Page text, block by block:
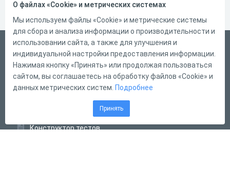
Русский
Справка
Форма обратной связи
Конструктор тестов
О файлах «Cookie» и метрических системах
Мы используем файлы «Cookie» и метрические системы
для сбора и анализа информации о производительности и
использовании сайта, а также для улучшения и
индивидуальной настройки предоставления информации.
Нажимая кнопку «Принять» или продолжая пользоваться
сайтом, вы соглашаетесь на обработку файлов «Cookie» и
данных метрических систем. Подробнее
Принять